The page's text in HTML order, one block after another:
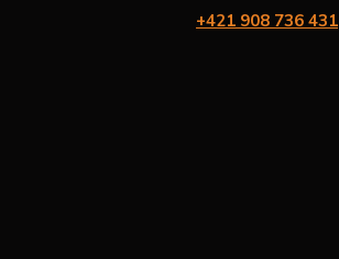
+421 908 736 431